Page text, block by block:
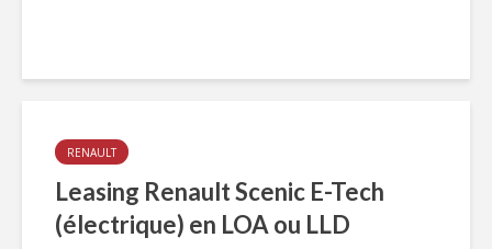
RENAULT
Leasing Renault Scenic E-Tech
(électrique) en LOA ou LLD